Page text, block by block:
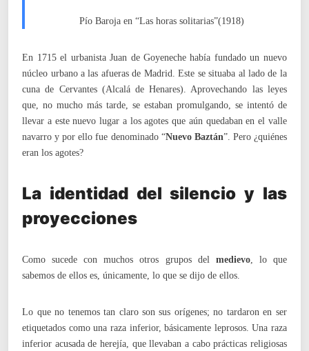
Pío Baroja en “Las horas solitarias”(1918)
En 1715 el urbanista Juan de Goyeneche había fundado un nuevo
núcleo urbano a las afueras de Madrid. Este se situaba al lado de la
cuna de Cervantes (Alcalá de Henares). Aprovechando las leyes
que, no mucho más tarde, se estaban promulgando, se intentó de
llevar a este nuevo lugar a los agotes que aún quedaban en el valle
navarro y por ello fue denominado “Nuevo Baztán”. Pero ¿quiénes
eran los agotes?
La identidad del silencio y las
proyecciones
Como sucede con muchos otros grupos del medievo, lo que
sabemos de ellos es, únicamente, lo que se dijo de ellos.
Lo que no tenemos tan claro son sus orígenes; no tardaron en ser
etiquetados como una raza inferior, básicamente leprosos. Una raza
inferior acusada de herejía, que llevaban a cabo prácticas religiosas